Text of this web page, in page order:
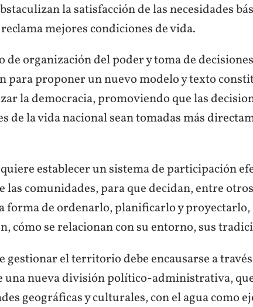
la satisfacción de las necesidades
mejores condiciones de vida.
de organización del poder y toma de
para proponer un nuevo modelo y texto
la democracia, promoviendo que las
de la vida nacional sean tomadas más
establecer un sistema de participación
las comunidades, para que decidan, entre
forma de ordenarlo, planificarlo y
cómo se relacionan con su entorno, sus
gestionar el territorio debe encausarse a
una nueva división político-administrativa,
geográficas y culturales, con el agua como